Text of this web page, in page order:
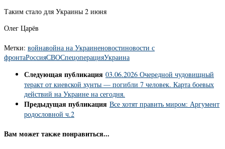
Таким стало для Украины 2 июня
Олег Царёв
Метки: войнавойна на Украиненовостиновости с
фронтаРоссияСВОСпецоперацияУкраина
Следующая публикация 03.06.2026 Очередной чудовищный
теракт от киевской хунты — погибли 7 человек. Карта боевых
действий на Украине на сегодня.
Предыдущая публикация Все хотят править миром: Аргумент
родословной ч.2
Вам может также понравиться...